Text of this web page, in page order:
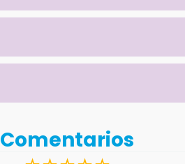
Comentarios